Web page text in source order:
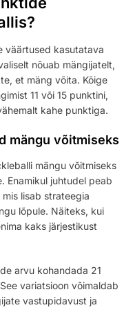
väärtused kasutatava
nõuab mängijatelt,
et mäng võita. Kõige
11 või 15 punktini,
kahe punktiga.
mängu võitmiseks
mängu võitmiseks
Enamikul juhtudel peab
lisab strateegia
lõpule. Näiteks, kui
kaks järjestikust
arvu kohandada 21
variatsioon võimaldab
vastupidavust ja